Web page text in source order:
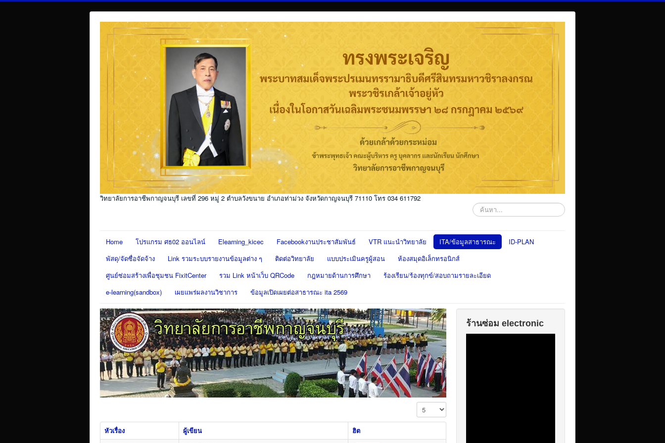
วิทยาลัยการอาชีพกาญจนบุรี เลขที่ 296 หมู่ 2 ตำบลวังขนาย อำเภอท่าม่วง จังหวัดกาญจนบุรี 71110 โทร 034 611792
ค้นหา...
Home โปรแกรม ศธ02 ออนไลน์ Elearning_kicec Facebookงานประชาสัมพันธ์ VTR แนะนำวิทยาลัย ITA/ข้อมูลสาธารณะ
ID-PLAN
พัสดุ/จัดซื่อจัดจ้าง
Link รวมระบบรายงานข้อมูลต่าง ๆ ติดต่อวิทยาลัย แบบประเมินครูผู้สอน
ห้องสมุดอิเล็กทรอนิกส์
ศูนย์ซ่อมสร้างเพื่อชุมชน FixitCenter
รวม Link หน้าเว็บ QRCode กฎหมายด้านการศึกษา
ร้องเรียน/ร้องทุกข์/สอบถามรายละเอียด
e-learning(sandbox)
เผยแพร่ผลงานวิชาการ ข้อมูลเปิดเผยต่อสาธารณะ ita 2569
แสดง #
หัวเรื่อง ผู้เขียน
ฮิต
ร้านซ่อม electronic